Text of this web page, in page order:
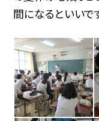
間になるといいで